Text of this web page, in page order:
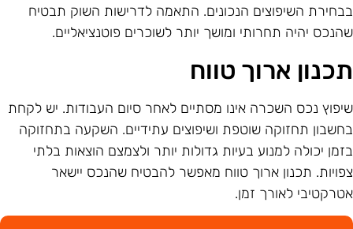
השיפוצים הנכונים. התאמה לדרישות השוק תבטיח
יהיה תחרותי ומושך יותר לשוכרים פוטנציאליים.
ארוך טווח
נכס השכרה אינו מסתיים לאחר סיום העבודות. יש לקחת
תחזוקה שוטפת ושיפוצים עתידיים. השקעה בתחזוקה
יכולה למנוע בעיות גדולות יותר ולצמצם הוצאות בלתי
תכנון ארוך טווח מאפשר להבטיח שהנכס יישאר
לאורך זמן.